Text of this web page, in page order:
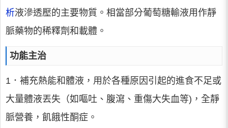
析液滲透壓的主要物質。相當部分葡萄糖輸液用作靜
脈藥物的稀釋劑和載體。
功能主治
1．補充熱能和體液，用於各種原因引起的進食不足或
大量體液丟失（如嘔吐、腹瀉、重傷大失血等)，全靜
脈營養，飢餓性酮症。